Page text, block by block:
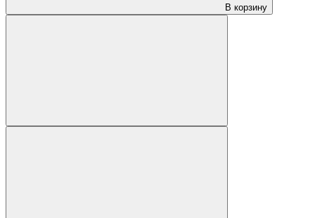
В корзину